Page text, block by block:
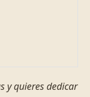
y quieres dedicar